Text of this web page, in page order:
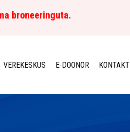
broneeringuta.
VEREKESKUS E-DOONOR KONTAKT